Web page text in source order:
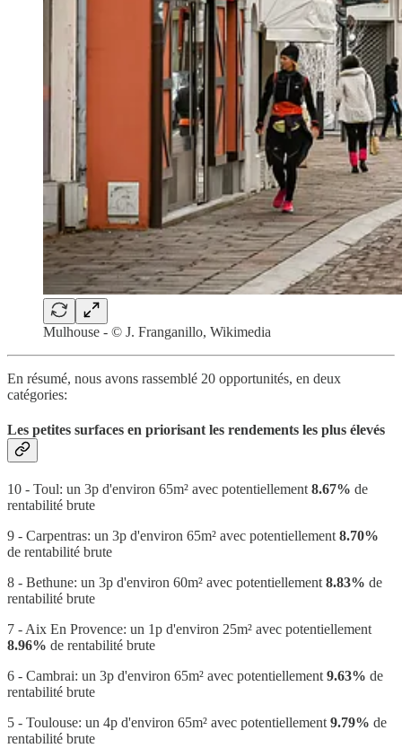
Mulhouse - © J. Franganillo, Wikimedia
En résumé, nous avons rassemblé 20 opportunités, en deux
catégories:
Les petites surfaces en priorisant les rendements les plus élevés
10 - Toul: un 3p d'environ 65m² avec potentiellement 8.67% de
rentabilité brute
9 - Carpentras: un 3p d'environ 65m² avec potentiellement 8.70%
de rentabilité brute
8 - Bethune: un 3p d'environ 60m² avec potentiellement 8.83% de
rentabilité brute
7 - Aix En Provence: un 1p d'environ 25m² avec potentiellement
8.96% de rentabilité brute
6 - Cambrai: un 3p d'environ 65m² avec potentiellement 9.63% de
rentabilité brute
5 - Toulouse: un 4p d'environ 65m² avec potentiellement 9.79% de
rentabilité brute